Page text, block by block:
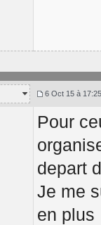
6 Oct 15 à 17:25
Pour
depart
Je me
en plus